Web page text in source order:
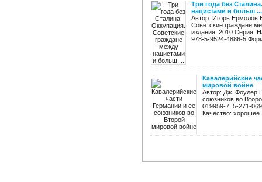
Три года без
нацистами и больш ...
Автор: Игорь Ермолов
Советские граждане
издания: 2010 Серия:
978-5-9524-4886-5
Кавалерийские
мировой войне
Автор: Дж. Фоулер
союзников во
019959-7, 5-271-
Качество: хорошее